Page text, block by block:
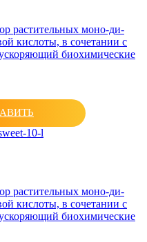
растительных моно-ди-
кислоты, в сочетании с
биохимические
растительных моно-ди-
кислоты, в сочетании с
биохимические